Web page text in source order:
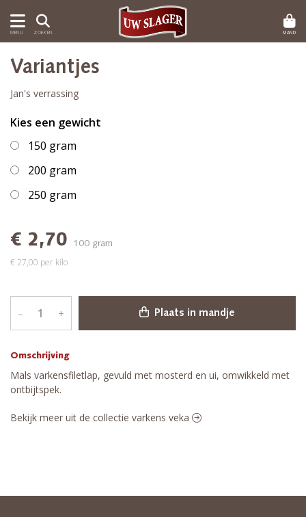
MENU ZOEKEN MAND
Omschrijving
Mals varkensfiletlap, gevuld met mosterd en ui, omwikkeld met
ontbijtspek.
Variantjes
Jan's verrassing
Kies een gewicht
150 gram
200 gram
250 gram
€ 2,70 100 gram
€ 27,00 per kilo
– + Plaats in mandje
Bekijk meer uit de collectie varkens veka